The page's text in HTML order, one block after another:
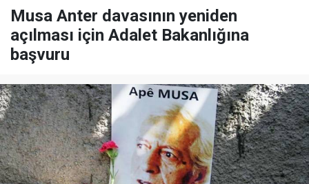
Musa Anter davasının yeniden
açılması için Adalet Bakanlığına
başvuru